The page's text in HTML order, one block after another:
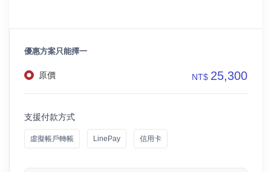
優惠方案只能擇一
原價 NT$ 25,300
支援付款方式
虛擬帳戶轉帳 LinePay 信用卡